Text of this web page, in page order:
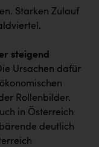
Starken Zulauf
steigend
Ursachen dafür
Rollenbilder.
in Österreich
deutlich